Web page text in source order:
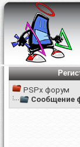
PSPx форум
Сообщение